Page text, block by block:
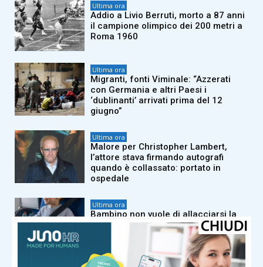
Ultima ora
Addio a Livio Berruti, morto a 87 anni
il campione olimpico dei 200 metri a
Roma 1960
Ultima ora
Migranti, fonti Viminale: “Azzerati
con Germania e altri Paesi i
‘dublinanti’ arrivati prima del 12
giugno”
Ultima ora
Malore per Christopher Lambert,
l’attore stava firmando autografi
quando è collassato: portato in
ospedale
Ultima ora
Bambino non vuole di allacciarsi la
cintura prima del decollo, volo